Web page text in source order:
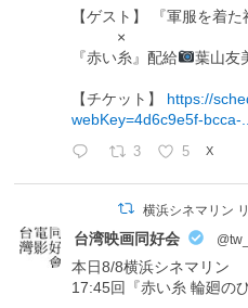
【ゲスト】 『軍服を着た
×
『赤い糸』配給
葉山友
【チケット】 https://
webKey=4d6c9e5f-bcca-...
3 5 X
横浜シネマリン
台湾映画同好会
本日8/8横浜シネマリン
17:45回『赤い糸 輪廻の